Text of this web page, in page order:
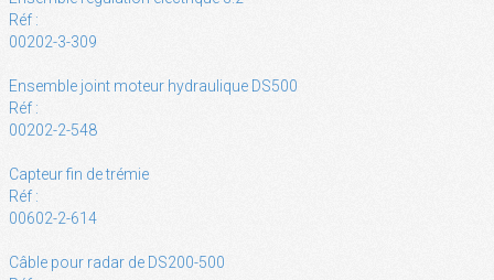
Réf :
00202-3-309
Ensemble joint moteur hydraulique DS500
Réf :
00202-2-548
Capteur fin de trémie
Réf :
00602-2-614
Câble pour radar de DS200-500